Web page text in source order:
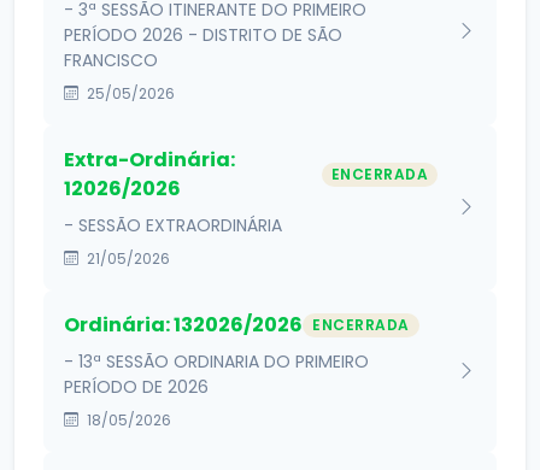
- 3ª SESSÃO ITINERANTE DO PRIMEIRO
PERÍODO 2026 - DISTRITO DE SÃO
FRANCISCO
25/05/2026
Extra-Ordinária:
12026/2026
ENCERRADA
- SESSÃO EXTRAORDINÁRIA
21/05/2026
Ordinária: 132026/2026 ENCERRADA
- 13ª SESSÃO ORDINARIA DO PRIMEIRO
PERÍODO DE 2026
18/05/2026